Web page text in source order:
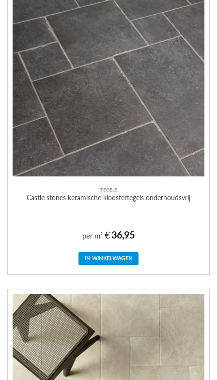
TEGELS
Castle stones keramische kloostertegels onderhoudsvrij
per m² €36,95
IN WINKELWAGEN